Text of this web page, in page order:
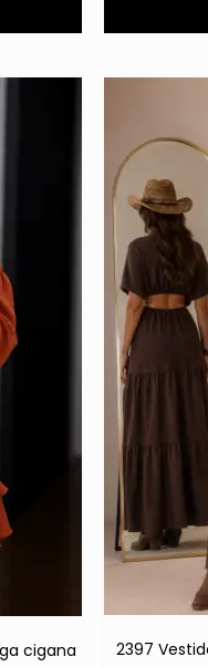
cigana 2397